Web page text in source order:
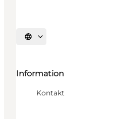
Sprache auswählen
Information
Kontakt